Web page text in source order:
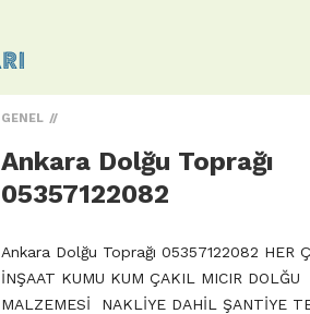
GENEL
Ankara Dolğu Toprağı
05357122082
Ankara Dolğu Toprağı 05357122082 HER
İNŞAAT KUMU KUM ÇAKIL MICIR DOLĞU
MALZEMESİ NAKLİYE DAHİL ŞANTİYE